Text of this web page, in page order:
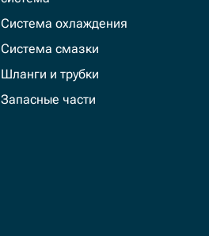
Система охлаждения
Система смазки
Шланги и трубки
Запасные части